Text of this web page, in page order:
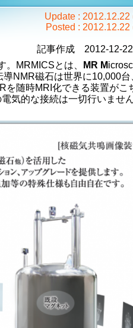
Update : 2012.12.22
Posted : 2012.12.22
記事作成 2012-12-
MRMICSとは、
MR M
NMR磁石は世界に10,000台
随時MRI化できる装置がこ
気的な接続は一切行いませ